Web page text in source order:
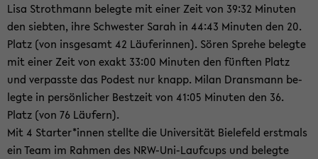
Lisa Stroth­mann be­leg­te mit einer Zeit von 39:32 Mi­nu­ten
den sieb­ten, ihre Schwes­ter Sarah in 44:43 Mi­nu­ten den 20.
Platz (von ins­ge­samt 42 Läu­fe­rin­nen). Sören Spre­he be­leg­te
mit einer Zeit von exakt 33:00 Mi­nu­ten den fünf­ten Platz
und ver­pass­te das Po­dest nur knapp. Milan Drans­mann be­
leg­te in per­sön­li­cher Best­zeit von 41:05 Mi­nu­ten den 36.
Platz (von 76 Läu­fern).
Mit 4 Star­ter*innen stell­te die Uni­ver­si­tät Bie­le­feld erst­mals
ein Team im Rah­men des NRW-​Uni-Laufcups und be­leg­te